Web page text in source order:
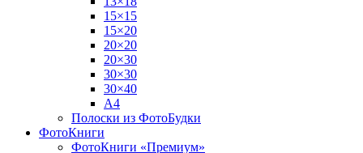
15×15
15×20
20×20
20×30
30×30
30×40
A4
Полоски из ФотоБудки
ФотоКниги
ФотоКниги «Премиум»